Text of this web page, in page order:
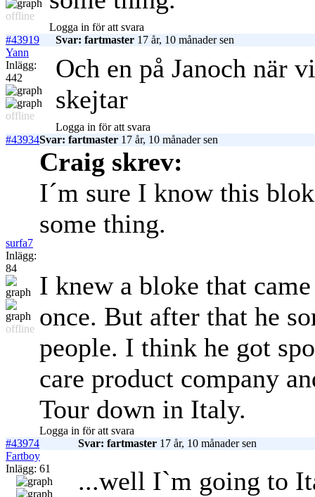
offline
Logga in för att svara
#43919
Svar: fartmaster 17 år, 10 månader sen
Yann
Inlägg:
442
offline
Och en på Janoch när
skejtar
Logga in för att svara
#43934Svar: fartmaster 17 år, 10 månader sen
surfa7
Inlägg:
84
offline
Craig skrev:
I´m sure I know this
some thing.
I knew a bloke that
once. But after that he
people. I think he got
care product company
Tour down in Italy.
Logga in för att svara
#43974
Svar: fartmaster 17 år, 10 månader sen
Fartboy
Inlägg: 61
...well I`m going to